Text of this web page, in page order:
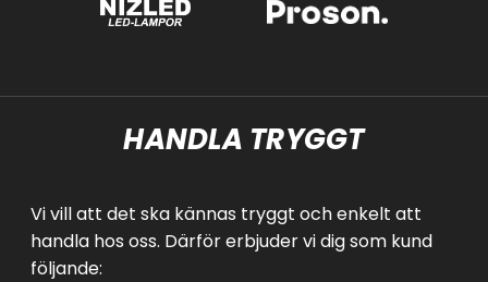
HANDLA TRYGGT
Vi vill att det ska kännas tryggt och enkelt att
handla hos oss. Därför erbjuder vi dig som kund
följande: